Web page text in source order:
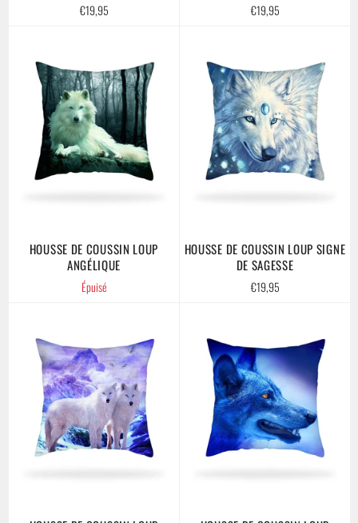
Prix
€19,95
Prix
€19,95
HOUSSE DE COUSSIN LOUP
ANGÉLIQUE
Épuisé
HOUSSE DE COUSSIN LOUP SIGNE
DE SAGESSE
Prix
€19,95